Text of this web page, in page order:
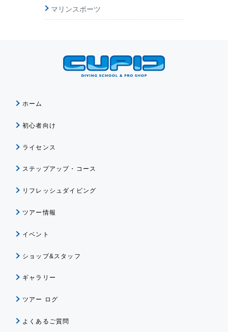
マリンスポーツ
ホーム
初心者向け
ライセンス
ステップアップ・コース
リフレッシュダイビング
ツアー情報
イベント
ショップ&スタッフ
ギャラリー
ツアー ログ
よくあるご質問